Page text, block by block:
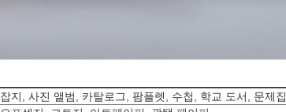
잡지, 사진 앨범, 카탈로그, 팜플렛, 수첩, 학교 도서, 문제집,